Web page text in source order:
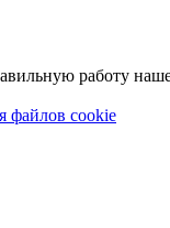
работу
файлов cookie